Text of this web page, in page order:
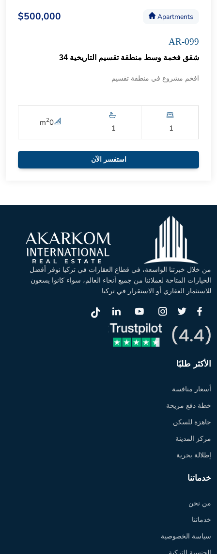
Apartments
$500,000
AR-099
شقق فخمة وسط منطقة تقسيم التاريخية 34
افخم مشروع في منطقة تقسيم
1
1
0
m2
استفسر الآن
من خلال خبرتنا الواسعة، في قطاع العقارات في تركيا نوفر أفضل
الخيارات المتاحة لعملائنا من جميع أنحاء العالم، سواء كانوا يسعون
للاستثمار العقاري أو الاستقرار في تركيا
الأكثر طلبًا
أسعار منافسة
خطة دفع مريحة
جاهزة للسكن
مركز المدينة
إطلالة بحرية
خدماتنا
من نحن
خدماتنا
سياسة الخصوصية